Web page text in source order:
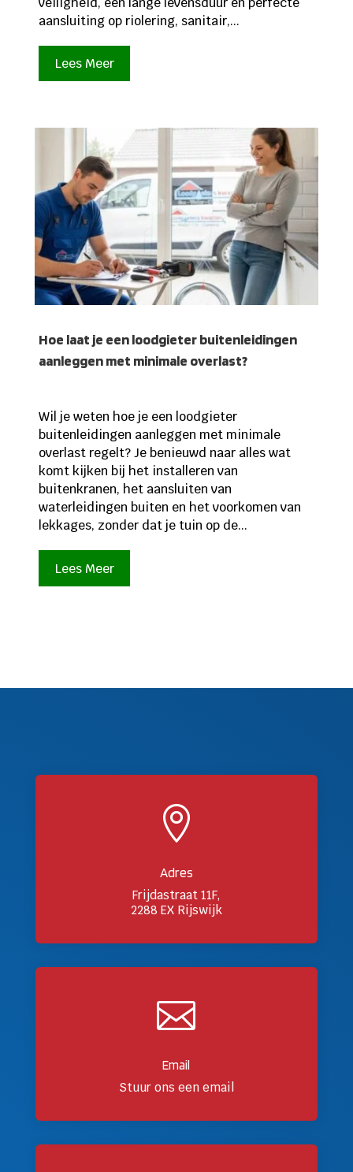
aansluiting op riolering, sanitair,...
Lees Meer
Hoe laat je een loodgieter buitenleidingen
aanleggen met minimale overlast?
Wil je weten hoe je een loodgieter
buitenleidingen aanleggen met minimale
overlast regelt? Je benieuwd naar alles wat
komt kijken bij het installeren van
buitenkranen, het aansluiten van
waterleidingen buiten en het voorkomen van
lekkages, zonder dat je tuin op de...
Lees Meer

Adres
Frijdastraat 11F,
2288 EX Rijswijk

Email
Stuur ons een email